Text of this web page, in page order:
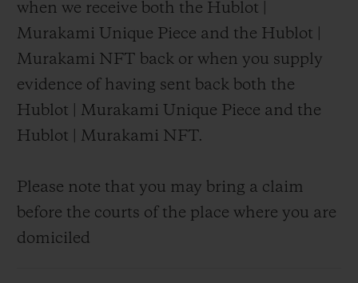
when we receive both the Hublot |
Murakami Unique Piece and the Hublot |
Murakami NFT back or when you supply
evidence of having sent back both the
Hublot | Murakami Unique Piece and the
Hublot | Murakami NFT.
Please note that you may bring a claim
before the courts of the place where you are
domiciled